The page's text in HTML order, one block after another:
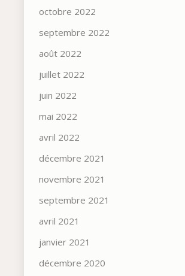
octobre 2022
septembre 2022
août 2022
juillet 2022
juin 2022
mai 2022
avril 2022
décembre 2021
novembre 2021
septembre 2021
avril 2021
janvier 2021
décembre 2020